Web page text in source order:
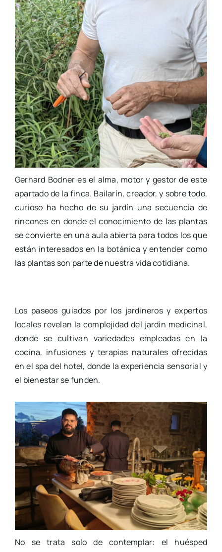
Gerhard Bodner es el alma, motor y gestor de este
apartado de la finca. Bailarín, creador, y sobre todo,
curioso ha hecho de su jardín una secuencia de
rincones en donde el conocimiento de las plantas
se convierte en una aula abierta para todos los que
están interesados en la botánica y entender como
las plantas son parte de nuestra vida cotidiana.
Los paseos guiados por los jardineros y expertos
locales revelan la complejidad del jardín medicinal,
donde se cultivan variedades empleadas en la
cocina, infusiones y terapias naturales ofrecidas
en el spa del hotel, donde la experiencia sensorial y
el bienestar se funden.
No se trata solo de contemplar: el huésped